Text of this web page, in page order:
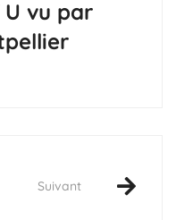
U vu par
Suivant